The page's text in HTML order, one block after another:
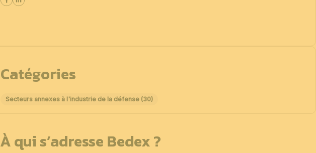
Catégories
Secteurs annexes à l'industrie de la défense (30)
À qui s’adresse Bedex ?